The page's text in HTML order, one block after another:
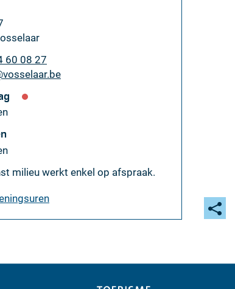
60 08 27
vosselaar.be
milieu werkt enkel op afspraak.
milieudienst